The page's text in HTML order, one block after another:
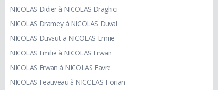
NICOLAS Didier à NICOLAS Draghici
NICOLAS Dramey à NICOLAS Duval
NICOLAS Duvaut à NICOLAS Emilie
NICOLAS Emilie à NICOLAS Erwan
NICOLAS Erwan à NICOLAS Favre
NICOLAS Feauveau à NICOLAS Florian